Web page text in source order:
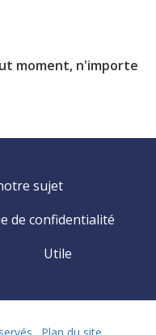
moment, n'importe
sujet
de confidentialité
Utile